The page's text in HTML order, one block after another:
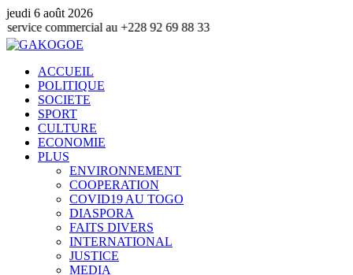
jeudi 6 août 2026
au +228 92 69 88 33
ACCUEIL
POLITIQUE
SOCIETE
SPORT
CULTURE
ECONOMIE
PLUS
ENVIRONNEMENT
COOPERATION
COVID19 AU TOGO
DIASPORA
FAITS DIVERS
INTERNATIONAL
JUSTICE
MEDIA